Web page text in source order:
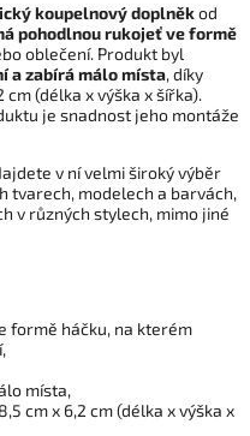
koupelnový doplněkod
pohodlnou rukojeť ve formě
oblečení. Produkt byl
a zabírá málo místa, díky
cm (délka x výška x šířka).
je snadnost jeho montáže
v ní velmi široký výběr
tvarech, modelech a barvách,
v různých stylech, mimo jiné
formě háčku, na kterém
místa,
cm x 6,2 cm (délka x výška x